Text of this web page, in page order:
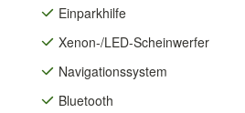
Einparkhilfe
Xenon-/LED-Scheinwerfer
Navigationssystem
Bluetooth